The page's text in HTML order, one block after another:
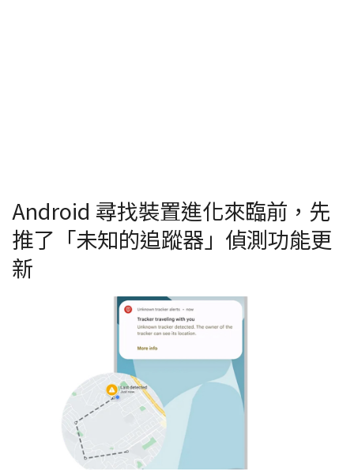
Android 尋找裝置進化來臨前，先
推了「未知的追蹤器」偵測功能更
新